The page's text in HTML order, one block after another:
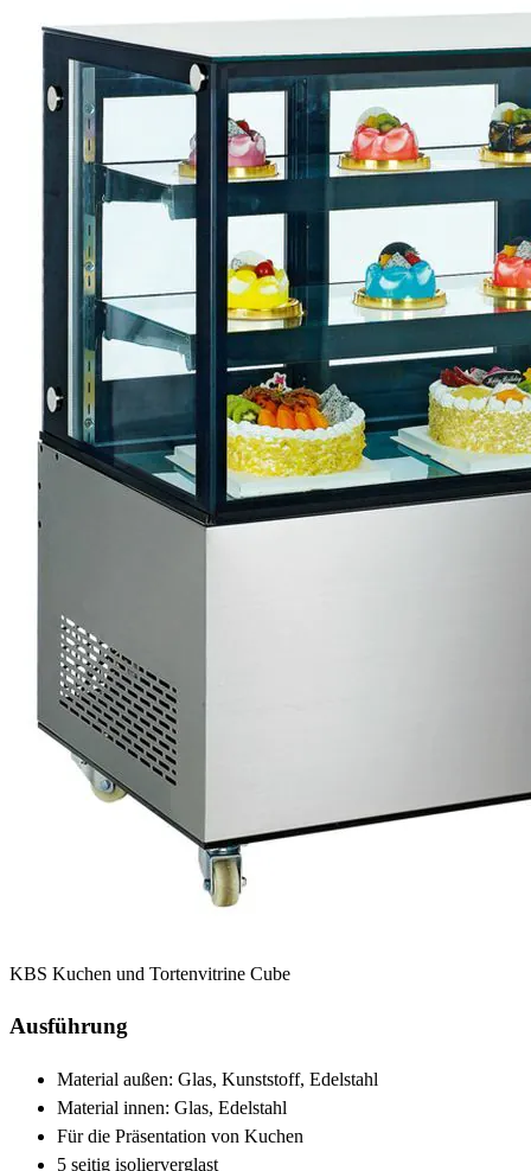
KBS Kuchen und Tortenvitrine Cube
Ausführung
Material außen: Glas, Kunststoff, Edelstahl
Material innen: Glas, Edelstahl
Für die Präsentation von Kuchen
5 seitig isolierverglast